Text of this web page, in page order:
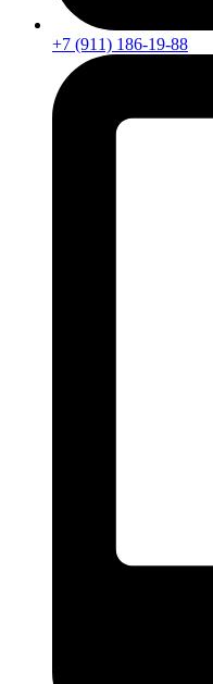
+7 (911) 186-19-88